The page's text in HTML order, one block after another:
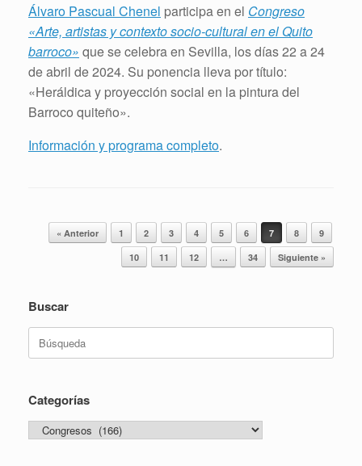
Álvaro Pascual Chenel participa en el Congreso
«Arte, artistas y contexto socio-cultural en el Quito
barroco» que se celebra en Sevilla, los días 22 a 24
de abril de 2024. Su ponencia lleva por título:
«Heráldica y proyección social en la pintura del
Barroco quiteño».
Información y programa completo.
Navegador de artículos
« Anterior 1 2 3 4 5 6 7 8
9
10
11 12 … 34 Siguiente »
Buscar
Buscar:
Categorías
Categorías